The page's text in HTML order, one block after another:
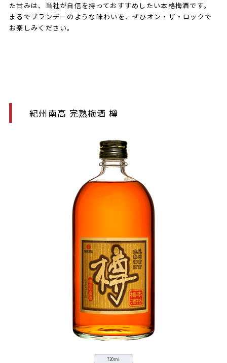
た甘みは、当社が自信を持っておすすめしたい本格梅酒です。
まるでブランデーのような味わいを、ぜひオン・ザ・ロックで
お楽しみください。
紀州南高 完熟梅酒 樽
720ml